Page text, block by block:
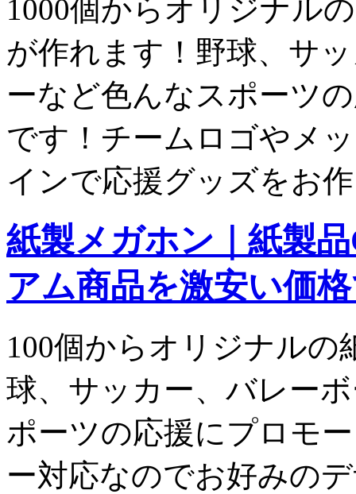
1000個からオリジナル
が作れます！野球、サ
ーなど色んなスポーツ
です！チームロゴやメ
インで応援グッズをお
紙製メガホン｜紙製
アム商品を激安い価
100個からオリジナル
球、サッカー、バレー
ポーツの応援にプロモ
ー対応なのでお好みの